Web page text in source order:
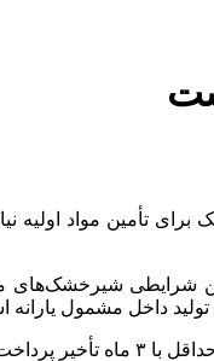
مواد اولیه
شرایطی
داخل مشمول
شده است.